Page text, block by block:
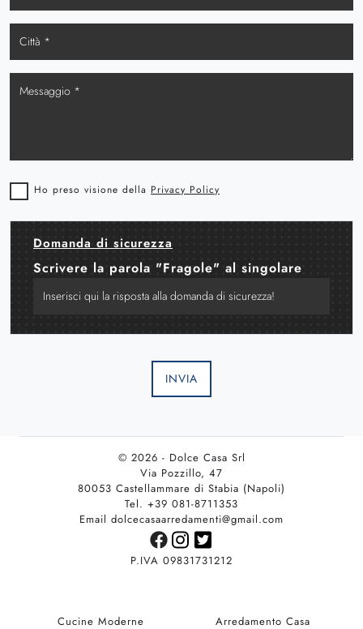
Ho preso visione della Privacy Policy
Domanda di sicurezza
Scrivere la parola "Fragole" al singolare
INVIA
© 2026 - Dolce Casa Srl
Via Pozzillo, 47
80053 Castellammare di Stabia (Napoli)
Tel. +39 081-8711353
Email dolcecasaarredamenti@gmail.com
P.IVA 09831731212
Cucine Moderne Arredamento Casa